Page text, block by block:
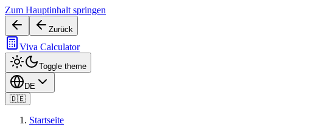
Zum Hauptinhalt springen
Zurück
Viva Calculator
Toggle theme
DE
🇩🇪
Startseite